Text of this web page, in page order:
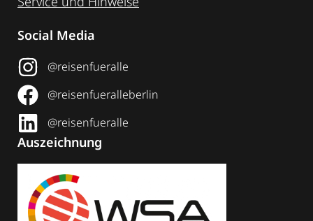
Social Media
@reisenfueralle
@reisenfueralleberlin
@reisenfueralle
Auszeichnung